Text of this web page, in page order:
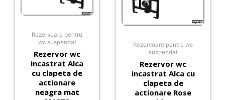
Rezervoare pentru
wc suspendat
Rezervor wc
incastrat Alca
cu clapeta de
actionare
neagra mat
Rezervoare pentru wc
suspendat
Rezervor wc
incastrat Alca cu
clapeta de
actionare Rose